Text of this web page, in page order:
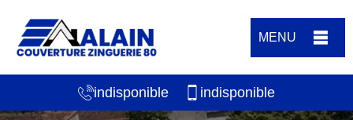
MENU
indisponible indisponible